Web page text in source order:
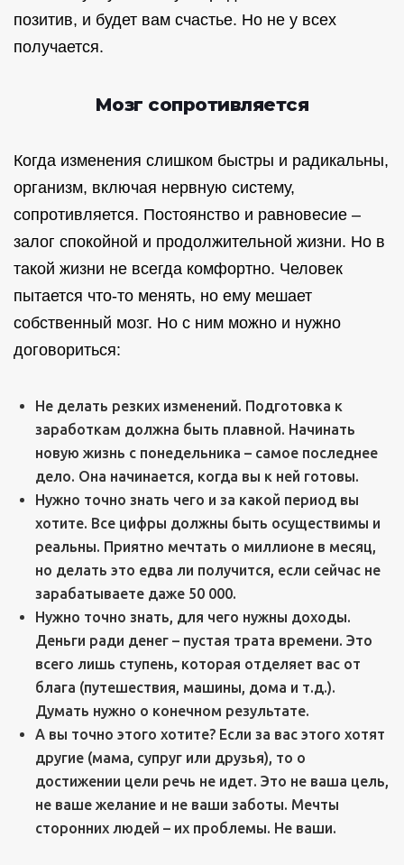
позитив, и будет вам счастье. Но не у всех
получается.
Мозг сопротивляется
Когда изменения слишком быстры и радикальны,
организм, включая нервную систему,
сопротивляется. Постоянство и равновесие –
залог спокойной и продолжительной жизни. Но в
такой жизни не всегда комфортно. Человек
пытается что-то менять, но ему мешает
собственный мозг. Но с ним можно и нужно
договориться:
Не делать резких изменений. Подготовка к
заработкам должна быть плавной. Начинать
новую жизнь с понедельника – самое последнее
дело. Она начинается, когда вы к ней готовы.
Нужно точно знать чего и за какой период вы
хотите. Все цифры должны быть осуществимы и
реальны. Приятно мечтать о миллионе в месяц,
но делать это едва ли получится, если сейчас не
зарабатываете даже 50 000.
Нужно точно знать, для чего нужны доходы.
Деньги ради денег – пустая трата времени. Это
всего лишь ступень, которая отделяет вас от
блага (путешествия, машины, дома и т.д.).
Думать нужно о конечном результате.
А вы точно этого хотите? Если за вас этого хотят
другие (мама, супруг или друзья), то о
достижении цели речь не идет. Это не ваша цель,
не ваше желание и не ваши заботы. Мечты
сторонних людей – их проблемы. Не ваши.